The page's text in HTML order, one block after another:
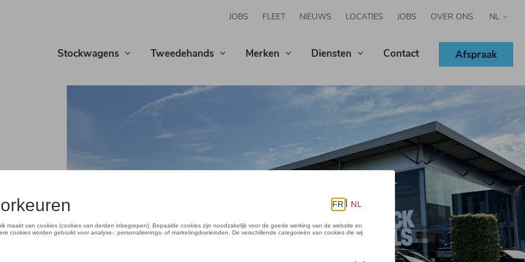
JOBS FLEET NIEUWS LOCATIES JOBS OVER ONS
Select
Stockwagens Tweedehands Merken Diensten Contact Afspraak